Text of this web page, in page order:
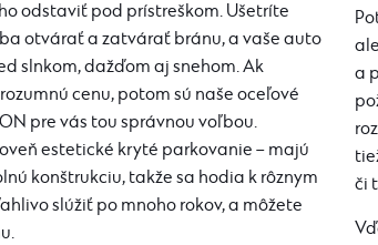
odstaviť pod prístreškom. Ušetríte
otvárať a zatvárať bránu, a vaše auto
slnkom, dažďom aj snehom. Ak
cenu, potom sú naše oceľové
pre vás tou správnou voľbou.
estetické kryté parkovanie – majú
konštrukciu, takže sa hodia k rôznym
slúžiť po mnoho rokov, a môžete
a
či